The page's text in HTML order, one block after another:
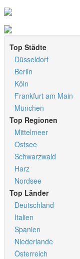
Top Städte
Düsseldorf
Berlin
Köln
Frankfurt am Main
München
Top Regionen
Mittelmeer
Ostsee
Schwarzwald
Harz
Nordsee
Top Länder
Deutschland
Italien
Spanien
Niederlande
Österreich